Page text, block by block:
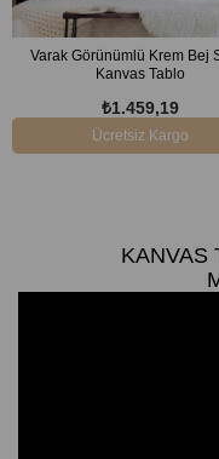
Varak Görünümlü Krem Bej
Kanvas Tablo
₺1.459,19
Ücretsiz Kargo
KANVAS